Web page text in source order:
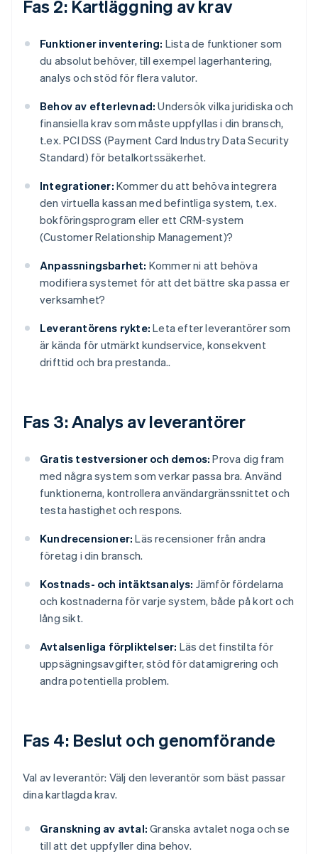
Fas 2: Kartläggning av krav
Funktioner inventering: Lista de funktioner som
du absolut behöver, till exempel lagerhantering,
analys och stöd för flera valutor.
Behov av efterlevnad: Undersök vilka juridiska och
finansiella krav som måste uppfyllas i din bransch,
t.ex. PCI DSS (Payment Card Industry Data Security
Standard) för betalkortssäkerhet.
Integrationer: Kommer du att behöva integrera
den virtuella kassan med befintliga system, t.ex.
bokföringsprogram eller ett CRM-system
(Customer Relationship Management)?
Anpassningsbarhet: Kommer ni att behöva
modifiera systemet för att det bättre ska passa er
verksamhet?
Leverantörens rykte: Leta efter leverantörer som
är kända för utmärkt kundservice, konsekvent
drifttid och bra prestanda..
Fas 3: Analys av leverantörer
Gratis testversioner och demos: Prova dig fram
med några system som verkar passa bra. Använd
funktionerna, kontrollera användargränssnittet och
testa hastighet och respons.
Kundrecensioner: Läs recensioner från andra
företag i din bransch.
Kostnads- och intäktsanalys: Jämför fördelarna
och kostnaderna för varje system, både på kort och
lång sikt.
Avtalsenliga förpliktelser: Läs det finstilta för
uppsägningsavgifter, stöd för datamigrering och
andra potentiella problem.
Fas 4: Beslut och genomförande
Val av leverantör: Välj den leverantör som bäst passar
dina kartlagda krav.
Granskning av avtal: Granska avtalet noga och se
till att det uppfyller dina behov.